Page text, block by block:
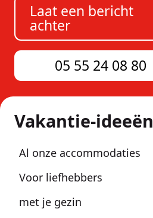
Laat een bericht
achter
05 55 24 08 80
Vakantie-ideeën
Al onze accommodaties
Voor liefhebbers
met je gezin